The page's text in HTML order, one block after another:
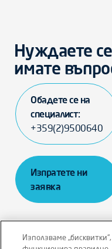
Нуждаете
имате
Обадете се на
специалист:
+359(2)9500640
Изпратете ни
заявка
Използваме